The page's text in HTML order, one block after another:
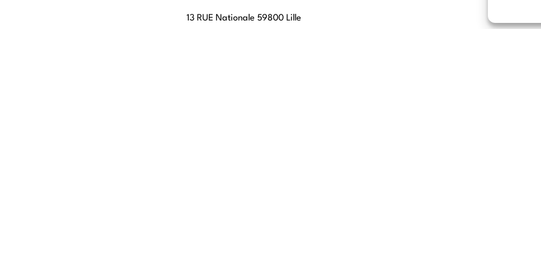
13 RUE Nationale 59800 Lille